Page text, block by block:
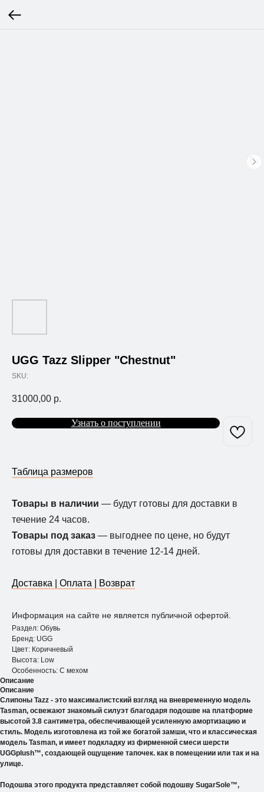
UGG Tazz Slipper "Chestnut"
SKU:
31000,00 р.
Узнать о поступлении
Таблица размеров
Товары в наличии — будут готовы для доставки в
течение 24 часов.
Товары под заказ — выгоднее по цене, но будут
готовы для доставки в течение 12-14 дней.
Доставка | Оплата | Возврат
Информация на сайте не является публичной офертой.
Раздел: Обувь
Бренд: UGG
Цвет: Коричневый
Высота: Low
Особенность: С мехом
Описание
Описание
Слипоны Tazz - это максималистский взгляд на вневременную модель
Tasman, освежают знакомый силуэт благодаря подошве на платформе
высотой 3.8 сантиметра, обеспечивающей усиленную амортизацию и
стиль. Модель изготовлена ​​из той же богатой замши, что и классическая
модель Tasman, и имеет подкладку из фирменной смеси шерсти
UGGplush™, создающей ощущение тапочек. как в помещении или так и на
улице.
Подошва этого продукта представляет собой подошву SugarSole™,